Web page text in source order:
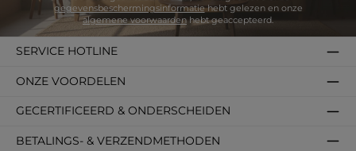
gegevensbeschermingsinformatie
algemene voorwaardenhebt geaccepteerd.
SERVICE HOTLINE
BETALINGS- & VERZENDMETHODEN
GECERTIFICEERD & ONDERSCHEIDEN
ONZE VOORDELEN